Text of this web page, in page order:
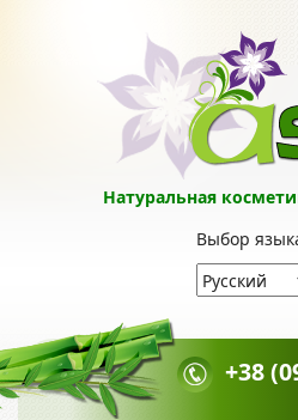
Натуральная
Выбор
+38